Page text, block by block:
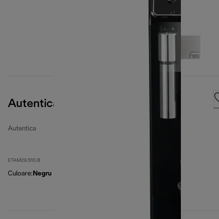
Autentica
Autentica
ETAM29.510.B
Culoare: Negru